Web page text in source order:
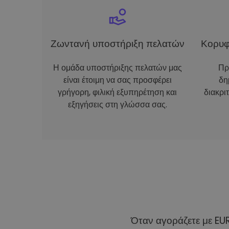
Ζωντανή υποστήριξη πελατών
Η ομάδα υποστήριξης πελατών μας
είναι έτοιμη να σας προσφέρει
γρήγορη, φιλική εξυπηρέτηση και
εξηγήσεις στη γλώσσα σας.
Όταν αγοράζετε με